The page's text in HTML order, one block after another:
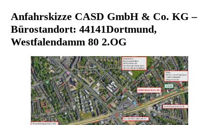
Anfahrskizze CASD GmbH & Co. KG –
Bürostandort: 44141Dortmund,
Westfalendamm 80 2.OG